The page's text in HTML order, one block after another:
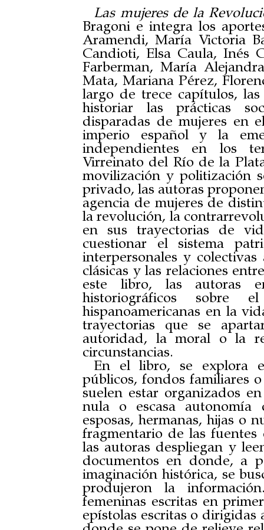
Las mujeres de la
Bragoni e integra los
Aramendi, María Victoria
Candioti, Elsa Caula, Inés
Farberman, María
Mata, Mariana Pérez,
largo de trece capítulos,
historiar las prácticas
disparadas de mujeres en
imperio español y la
independientes en los
Virreinato del Río de la
movilización y politización
privado, las autoras
agencia de mujeres de
la revolución, la
en sus trayectorias de
cuestionar el sistema
interpersonales y
clásicas y las relaciones
este libro, las autoras
historiográficos sobre
hispanoamericanas en la
trayectorias que se
autoridad, la moral o la
circunstancias.
En el libro, se explora
públicos, fondos familiares
suelen estar organizados
nula o escasa
esposas, hermanas, hijas o
fragmentario de las
las autoras despliegan y
documentos en donde, a
imaginación histórica, se
produjeron la
femeninas escritas en
epístolas escritas o